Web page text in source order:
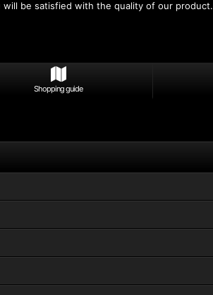
will be satisfied with the quality of our product.
Shopping guide